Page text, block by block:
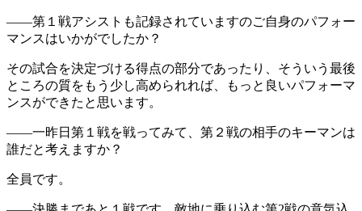
――第１戦アシストも記録されていますのご自身のパフォー
マンスはいかがでしたか？
その試合を決定づける得点の部分であったり、そういう最後
ところの質をもう少し高められれば、もっと良いパフォーマ
ンスができたと思います。
――一昨日第１戦を戦ってみて、第２戦の相手のキーマンは
誰だと考えますか？
全員です。